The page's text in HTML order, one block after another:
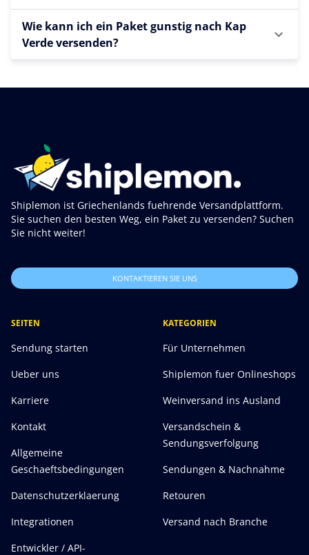
Wie kann ich ein Paket gunstig nach Kap
Verde versenden?
Shiplemon ist Griechenlands fuehrende Versandplattform.
Sie suchen den besten Weg, ein Paket zu versenden? Suchen
Sie nicht weiter!
KONTAKTIEREN SIE UNS
SEITEN
Sendung starten
Ueber uns
Karriere
Kontakt
Allgemeine
Geschaeftsbedingungen
Datenschutzerklaerung
Integrationen
Entwickler / API-
KATEGORIEN
Für Unternehmen
Shiplemon fuer Onlineshops
Weinversand ins Ausland
Versandschein &
Sendungsverfolgung
Sendungen & Nachnahme
Retouren
Versand nach Branche